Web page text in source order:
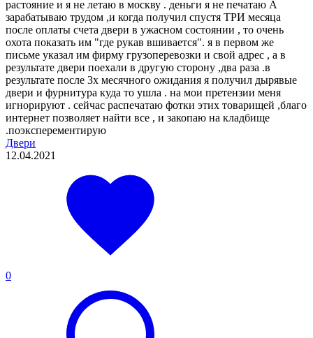
растояние и я не летаю в москву . деньги я не печатаю А
зарабатываю трудом ,и когда получил спустя ТРИ месяца
после оплаты счета двери в ужасном состоянии , то очень
охота показать им "где рукав вшивается". я в первом же
письме указал им фирму грузоперевозки и свой адрес , а в
результате двери поехали в другую сторону ,два раза .в
результате после 3х месячного ожидания я получил дырявые
двери и фурнитура куда то ушла . на мои претензии меня
игнорируют . сейчас распечатаю фотки этих товарищей ,благо
интернет позволяет найти все , и закопаю на кладбище
.поэксперементирую
Двери
12.04.2021
0